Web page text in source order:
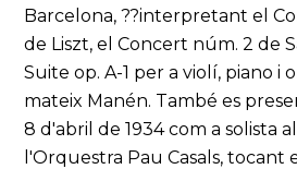
Barcelona, ??interpretant el
de Liszt, el Concert núm. 2 de
Suite op. A-1 per a violí, piano i
mateix Manén. També es
8 d'abril de 1934 com a solista
l'Orquestra Pau Casals, tocant